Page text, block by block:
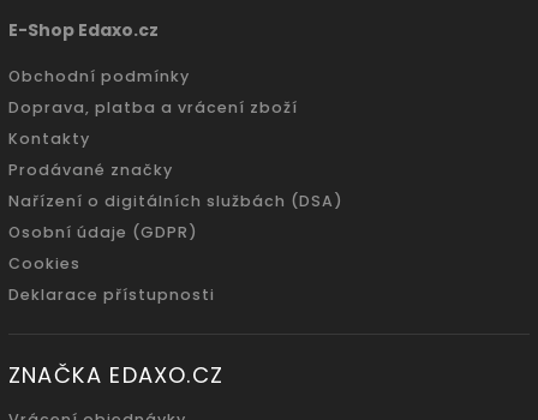
E-Shop Edaxo.cz
Obchodní podmínky
Doprava, platba a vrácení zboží
Kontakty
Prodávané značky
Nařízení o digitálních službách (DSA)
Osobní údaje (GDPR)
Cookies
Deklarace přístupnosti
ZNAČKA EDAXO.CZ